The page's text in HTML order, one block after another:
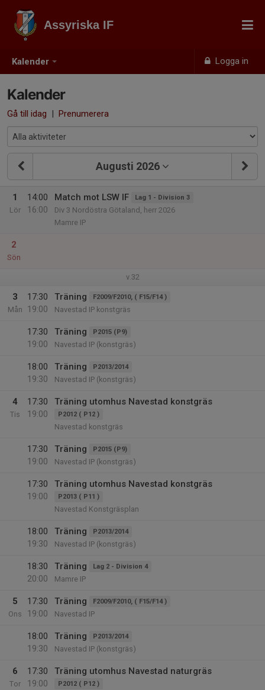
Kalender Logga in
Assyriska IF
Kalender
Gå till idag | Prenumerera
Augusti 2026
1
Lör
14:00
16:00
Match mot LSW IF Lag 1 - Division 3
Div 3 Nordöstra Götaland, herr 2026
Mamre IP
2
Sön
v.32
3
Mån
17:30
19:00
Träning F2009/F2010, ( F15/F14 )
Navestad IP konstgräs
17:30
19:00
Träning P2015 (P9)
Navestad IP (konstgräs)
18:00
19:30
Träning P2013/2014
Navestad IP (konstgräs)
4
Tis
17:30
19:00
Träning utomhus Navestad konstgräs
P2012 ( P12 )
Navestad konstgräs
17:30
19:00
Träning P2015 (P9)
Navestad IP (konstgräs)
17:30
19:00
Träning utomhus Navestad konstgräs
P2013 ( P11 )
Navestad Konstgräsplan
18:00
19:30
Träning P2013/2014
Navestad IP (konstgräs)
18:30
20:00
Träning Lag 2 - Division 4
Mamre IP
5
Ons
17:30
19:00
Träning F2009/F2010, ( F15/F14 )
Navestad IP
18:00
19:30
Träning P2013/2014
Navestad IP (konstgräs)
6
Tor
17:30
19:00
Träning utomhus Navestad naturgräs
P2012 ( P12 )